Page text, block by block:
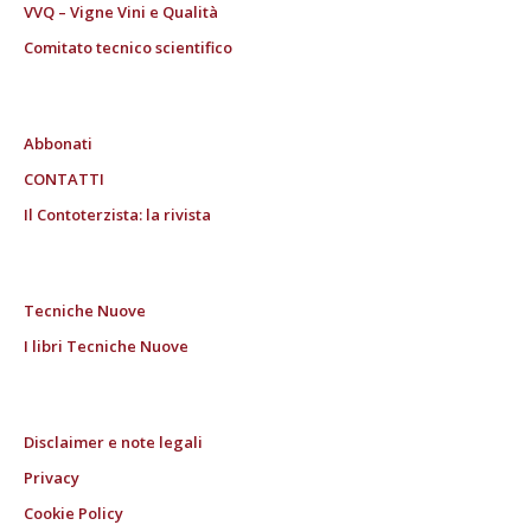
VVQ – Vigne Vini e Qualità
Comitato tecnico scientifico
Abbonati
CONTATTI
Il Contoterzista: la rivista
Tecniche Nuove
I libri Tecniche Nuove
Disclaimer e note legali
Privacy
Cookie Policy